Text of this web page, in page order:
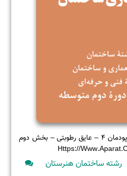
کتاب نازک کاری ساختمان – پودمان ۴ – عایق رطوبتی – بخش دوم
رشته ساختمان هنرستان